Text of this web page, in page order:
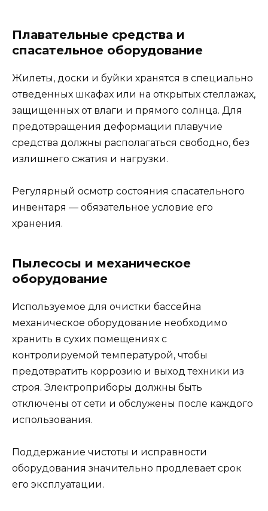
Плавательные средства и
спасательное оборудование
Жилеты, доски и буйки хранятся в специально
отведенных шкафах или на открытых стеллажах,
защищенных от влаги и прямого солнца. Для
предотвращения деформации плавучие
средства должны располагаться свободно, без
излишнего сжатия и нагрузки.
Регулярный осмотр состояния спасательного
инвентаря — обязательное условие его
хранения.
Пылесосы и механическое
оборудование
Используемое для очистки бассейна
механическое оборудование необходимо
хранить в сухих помещениях с
контролируемой температурой, чтобы
предотвратить коррозию и выход техники из
строя. Электроприборы должны быть
отключены от сети и обслужены после каждого
использования.
Поддержание чистоты и исправности
оборудования значительно продлевает срок
его эксплуатации.